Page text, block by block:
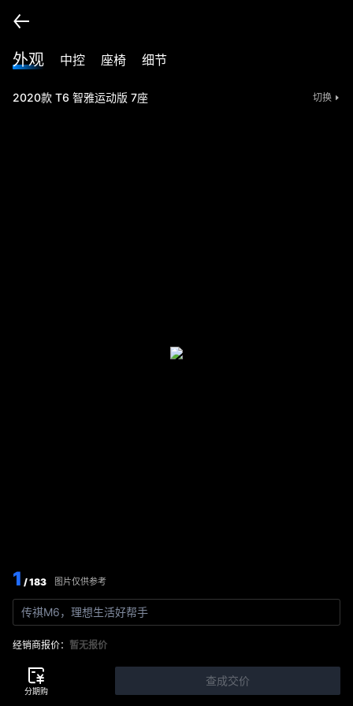
外观 中控 座椅 细节
2020款 T6 智雅运动版 7座 切换
1 / 183 图片仅供参考
传祺M6，理想生活好帮手
经销商报价： 暂无报价
查成交价